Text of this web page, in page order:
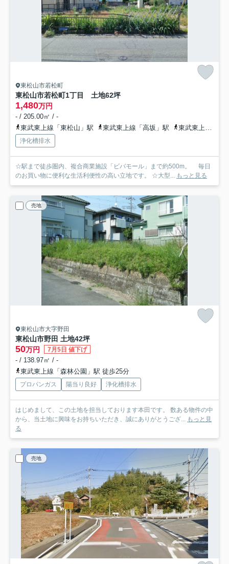
東松山市若松町
東松山市若松町1丁目 土地62坪
1,480万円
- / 205.00㎡ / -
東武東上線「東松山」駅
東武東上線「高坂」駅 東武東上線「森林公園」駅
浄化槽排水
☆駅まで徒歩圏内、複合商業施設「ビバモール」まで約500m。 毎日
のお買い物に便利な生活利便性の高い立地です。 ☆大型... もっと見る
売地
東松山市大字野田
東松山市野田 土地42坪
50万円 7月5日 値下げ
- / 138.97㎡ / -
東武東上線「森林公園」駅 徒歩25分
プロパンガス 陽当り良好 浄化槽排水
はじめまして、この土地を担当しております本田です。 数ある物件の中
から、当土地に興味をお持ちいただき、誠にありがとうござ... もっと見
る
売地